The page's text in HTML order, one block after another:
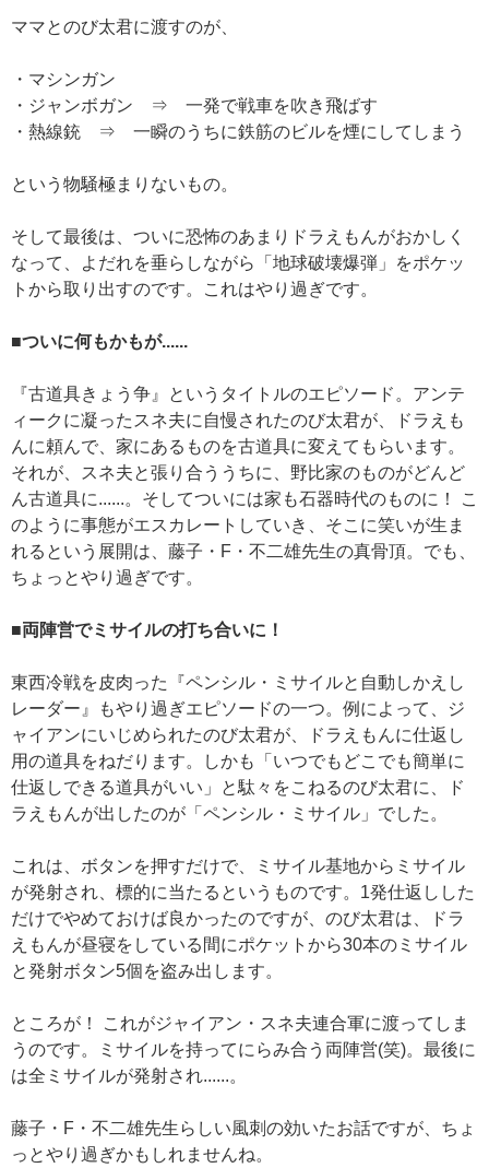
ママとのび太君に渡すのが、
・マシンガン
・ジャンボガン ⇒ 一発で戦車を吹き飛ばす
・熱線銃 ⇒ 一瞬のうちに鉄筋のビルを煙にしてしまう
という物騒極まりないもの。
そして最後は、ついに恐怖のあまりドラえもんがおかしく
なって、よだれを垂らしながら「地球破壊爆弾」をポケッ
トから取り出すのです。これはやり過ぎです。
■ついに何もかもが......
『古道具きょう争』というタイトルのエピソード。アンテ
ィークに凝ったスネ夫に自慢されたのび太君が、ドラえも
んに頼んで、家にあるものを古道具に変えてもらいます。
それが、スネ夫と張り合ううちに、野比家のものがどんど
ん古道具に......。そしてついには家も石器時代のものに！ こ
のように事態がエスカレートしていき、そこに笑いが生ま
れるという展開は、藤子・F・不二雄先生の真骨頂。でも、
ちょっとやり過ぎです。
■両陣営でミサイルの打ち合いに！
東西冷戦を皮肉った『ペンシル・ミサイルと自動しかえし
レーダー』もやり過ぎエピソードの一つ。例によって、ジ
ャイアンにいじめられたのび太君が、ドラえもんに仕返し
用の道具をねだります。しかも「いつでもどこでも簡単に
仕返しできる道具がいい」と駄々をこねるのび太君に、ド
ラえもんが出したのが「ペンシル・ミサイル」でした。
これは、ボタンを押すだけで、ミサイル基地からミサイル
が発射され、標的に当たるというものです。1発仕返しした
だけでやめておけば良かったのですが、のび太君は、ドラ
えもんが昼寝をしている間にポケットから30本のミサイル
と発射ボタン5個を盗み出します。
ところが！ これがジャイアン・スネ夫連合軍に渡ってしま
うのです。ミサイルを持ってにらみ合う両陣営(笑)。最後に
は全ミサイルが発射され......。
藤子・F・不二雄先生らしい風刺の効いたお話ですが、ちょ
っとやり過ぎかもしれませんね。